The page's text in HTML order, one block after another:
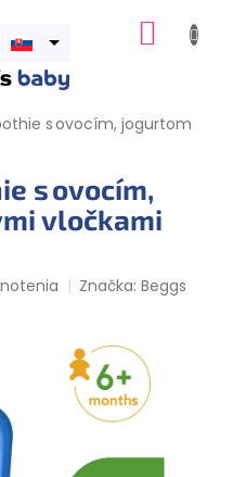
Otvoriť
s ovocím, jogurtom
s ovocím,
vločkami
Značka:Beggs